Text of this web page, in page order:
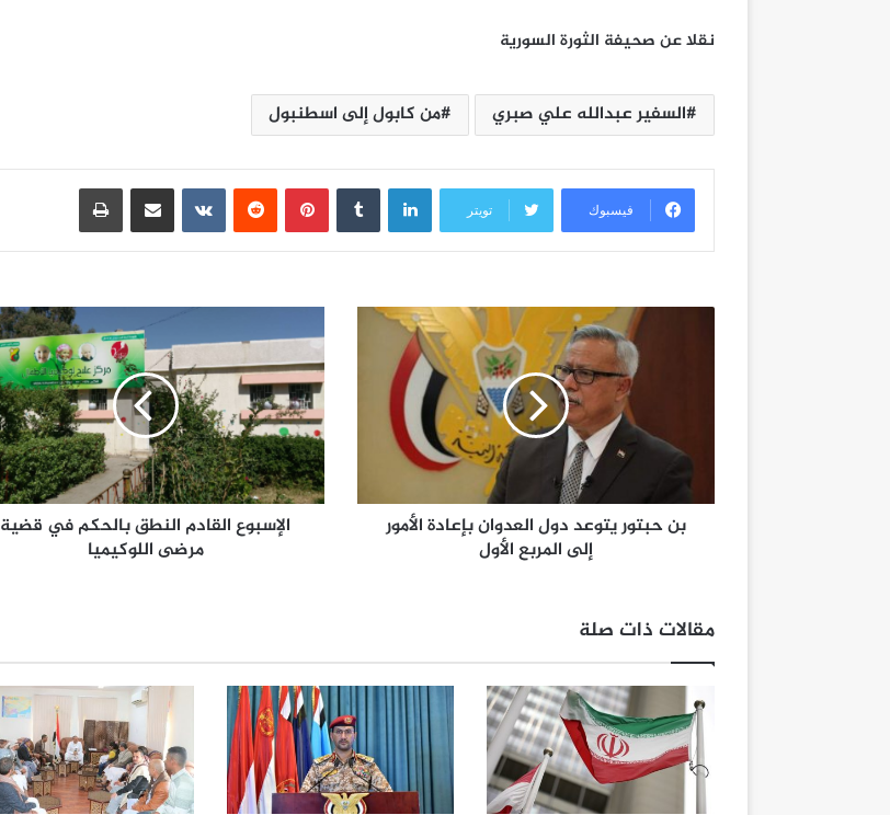
نقلا عن صحيفة الثورة السورية
السفير عبدالله علي صبري من كابول إلى اسطنبول
فيسبوك تويتر
لينكدإن بينتيريست مشاركة عبر البريد طباعة
بن حبتور يتوعد دول العدوان بإعادة الأمور
إلى المربع الأول
الإسبوع القادم النطق بالحكم في قضية
مرضى اللوكيميا
مقالات ذات صلة